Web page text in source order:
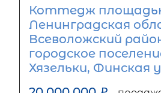
Коттедж
Ленинградская
Всеволожский
городское
Хязельки, Финская